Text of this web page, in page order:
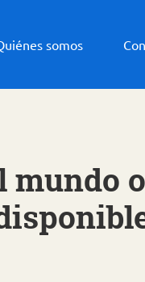
somos
mundo